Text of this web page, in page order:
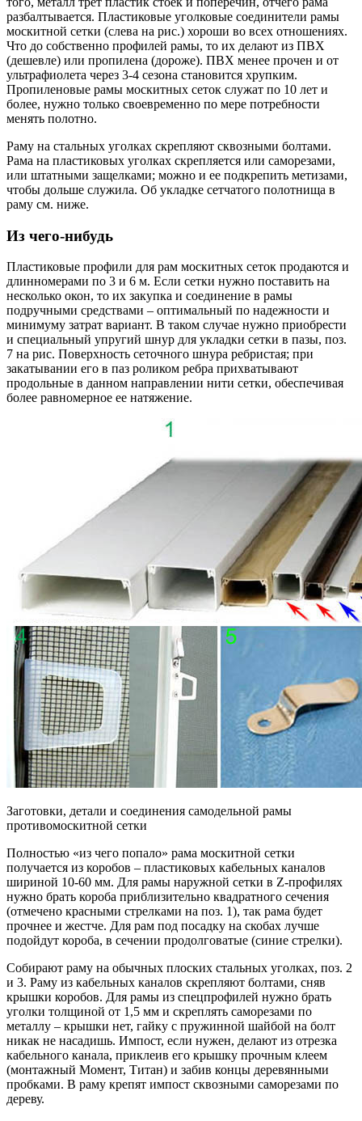
разбалтывается. Пластиковые уголковые соединители рамы
москитной сетки (слева на рис.) хороши во всех отношениях.
Что до собственно профилей рамы, то их делают из ПВХ
(дешевле) или пропилена (дороже). ПВХ менее прочен и от
ультрафиолета через 3-4 сезона становится хрупким.
Пропиленовые рамы москитных сеток служат по 10 лет и
более, нужно только своевременно по мере потребности
менять полотно.
Раму на стальных уголках скрепляют сквозными болтами.
Рама на пластиковых уголках скрепляется или саморезами,
или штатными защелками; можно и ее подкрепить метизами,
чтобы дольше служила. Об укладке сетчатого полотнища в
раму см. ниже.
Из чего-нибудь
Пластиковые профили для рам москитных сеток продаются и
длинномерами по 3 и 6 м. Если сетки нужно поставить на
несколько окон, то их закупка и соединение в рамы
подручными средствами – оптимальный по надежности и
минимуму затрат вариант. В таком случае нужно приобрести
и специальный упругий шнур для укладки сетки в пазы, поз.
7 на рис. Поверхность сеточного шнура ребристая; при
закатывании его в паз роликом ребра прихватывают
продольные в данном направлении нити сетки, обеспечивая
более равномерное ее натяжение.
Заготовки, детали и соединения самодельной рамы
противомоскитной сетки
Полностью «из чего попало» рама москитной сетки
получается из коробов – пластиковых кабельных каналов
шириной 10-60 мм. Для рамы наружной сетки в Z-профилях
нужно брать короба приблизительно квадратного сечения
(отмечено красными стрелками на поз. 1), так рама будет
прочнее и жестче. Для рам под посадку на скобах лучше
подойдут короба, в сечении продолговатые (синие стрелки).
Собирают раму на обычных плоских стальных уголках, поз. 2
и 3. Раму из кабельных каналов скрепляют болтами, сняв
крышки коробов. Для рамы из спецпрофилей нужно брать
уголки толщиной от 1,5 мм и скреплять саморезами по
металлу – крышки нет, гайку с пружинной шайбой на болт
никак не насадишь. Импост, если нужен, делают из отрезка
кабельного канала, приклеив его крышку прочным клеем
(монтажный Момент, Титан) и забив концы деревянными
пробками. В раму крепят импост сквозными саморезами по
дереву.